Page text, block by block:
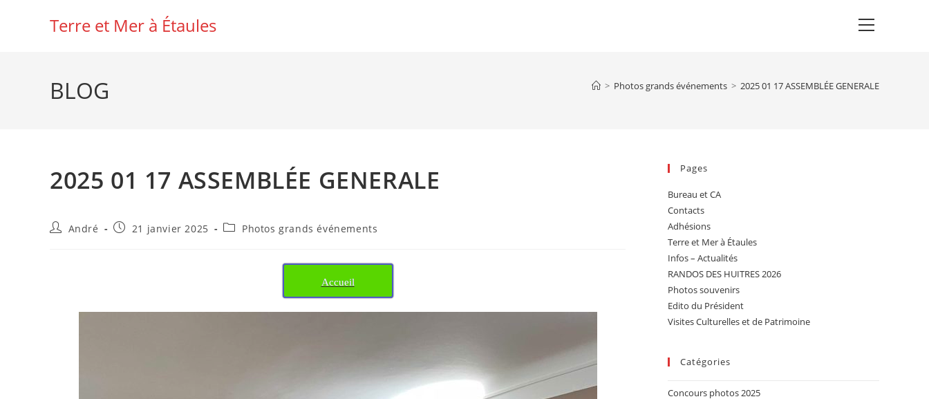
Terre et Mer à Étaules
Main
BLOG > Photos grands événements > 2025 01 17 ASSEMBLÉE GENERALE
2025 01 17 ASSEMBLÉE GENERALE
Auteur/autrice
André
Publication
21 janvier 2025
PostPhotos grands événements
Accueil
Pages
Bureau et CA
Contacts
Adhésions
Terre et Mer à Étaules
Infos – Actualités
RANDOS DES HUITRES 2026
Photos souvenirs
Edito du Président
Visites Culturelles et de Patrimoine
Catégories
Concours photos 2025